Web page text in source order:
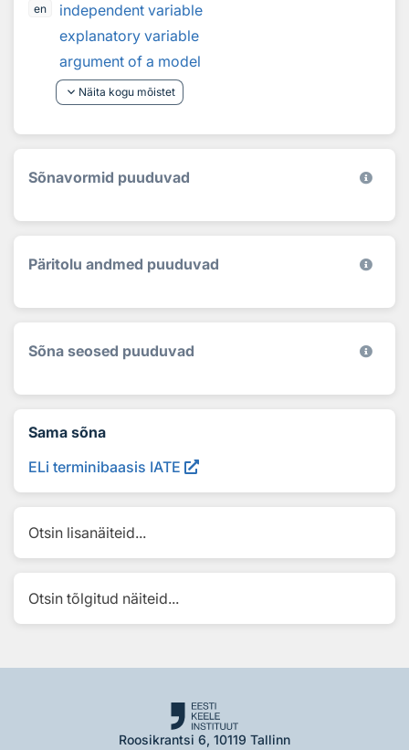
en
independent variable
explanatory variable
argument of a model
keyboard_arrow_down Näita kogu mõistet
Sõnavormid puuduvad
Päritolu andmed puuduvad
Sõna seosed puuduvad
Sama sõna
ELi terminibaasis IATE
Otsin lisanäiteid...
Otsin tõlgitud näiteid...
Roosikrantsi 6, 10119 Tallinn